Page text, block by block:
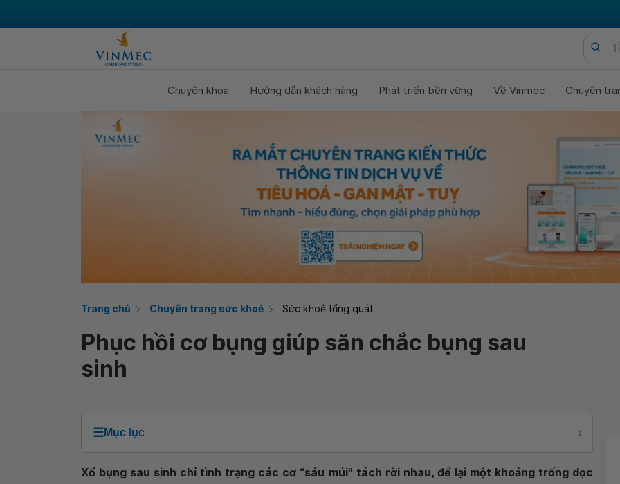
Chuyên khoa Hướng dẫn khách hàng Phát triển bền vững Về Vinmec Chuyên
Trang chủ Chuyên trang sức khoẻ Sức khoẻ tổng quát
Phục hồi cơ bụng giúp săn chắc bụng sau
sinh
☰Mục lục
Xổ bụng sau sinh chỉ tình trạng các cơ “sáu múi" tách rời nhau, để lại một khoảng trống dọc